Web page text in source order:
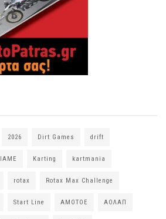
2026 Dirt Games drift
IAME Karting kartmania
rotax Rotax Max Challenge
Start Line ΑΜΟΤΟΕ ΑΟΛΑΠ